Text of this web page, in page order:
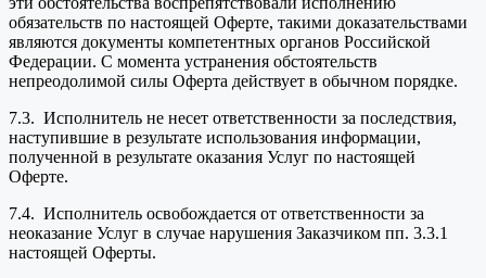
обязательств по настоящей Оферте, такими доказательствами
являются документы компетентных органов Российской
Федерации. С момента устранения обстоятельств
непреодолимой силы Оферта действует в обычном порядке.
7.3. Исполнитель не несет ответственности за последствия,
наступившие в результате использования информации,
полученной в результате оказания Услуг по настоящей
Оферте.
7.4. Исполнитель освобождается от ответственности за
неоказание Услуг в случае нарушения Заказчиком пп. 3.3.1
настоящей Оферты.